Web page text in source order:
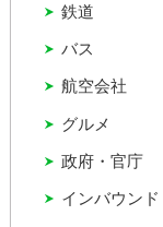
インバウンド
グルメ
バス
政府・官庁
航空会社
鉄道